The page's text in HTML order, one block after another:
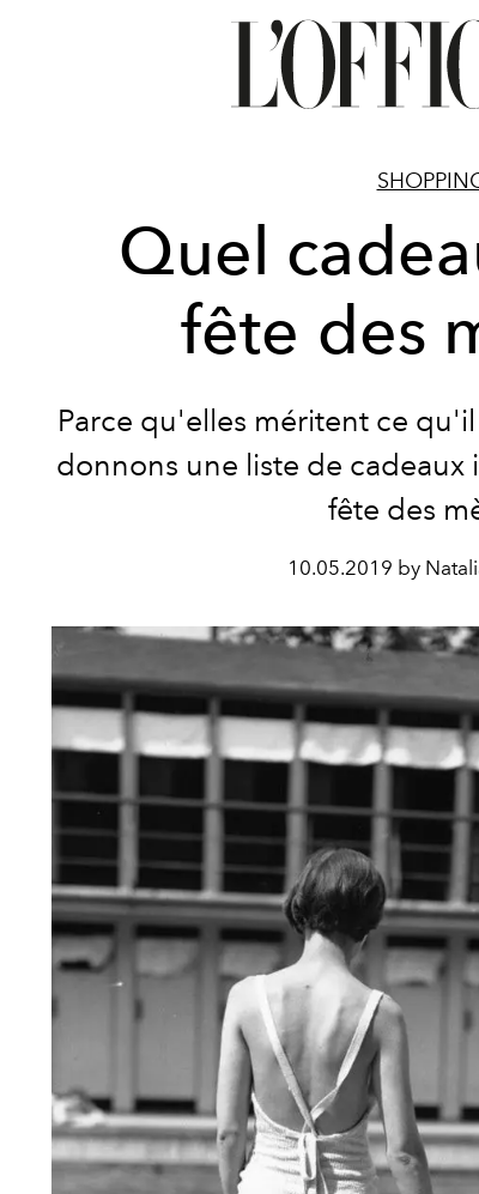
Quel
fête des
Parce qu'elles méritent ce
donnons une liste de
fête des
10.05.2019 by